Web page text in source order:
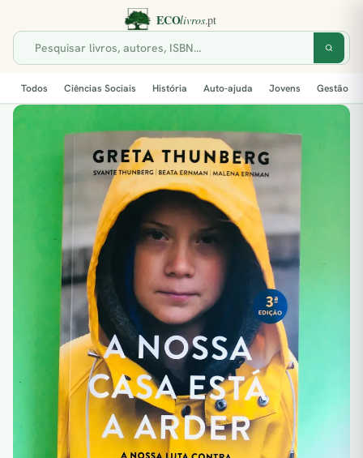
Todos Ciências Sociais História Auto-ajuda Jovens Gestão